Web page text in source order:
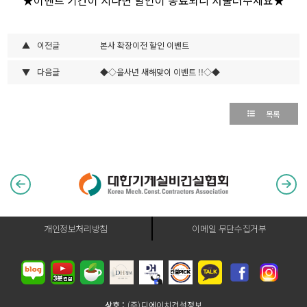
▲ 이전글 본사 확장이전 할인 이벤트
▼ 다음글 ◆◇을사년 새해맞이 이벤트 !!◇◆
목록
개인정보처리방침 이메일 무단수집거부